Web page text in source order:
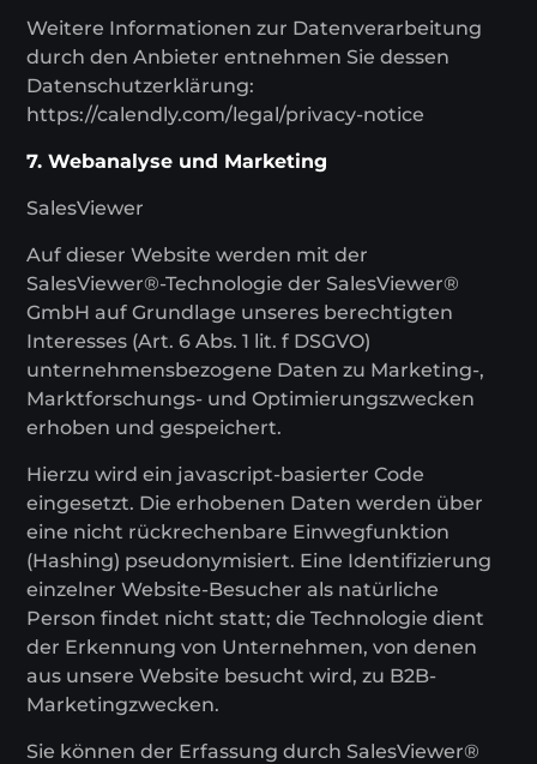
Weitere Informationen zur Datenverarbeitung
durch den Anbieter entnehmen Sie dessen
Datenschutzerklärung:
https://calendly.com/legal/privacy-notice
7. Webanalyse und Marketing
SalesViewer
Auf dieser Website werden mit der
SalesViewer®-Technologie der SalesViewer®
GmbH auf Grundlage unseres berechtigten
Interesses (Art. 6 Abs. 1 lit. f DSGVO)
unternehmensbezogene Daten zu Marketing-,
Marktforschungs- und Optimierungszwecken
erhoben und gespeichert.
Hierzu wird ein javascript-basierter Code
eingesetzt. Die erhobenen Daten werden über
eine nicht rückrechenbare Einwegfunktion
(Hashing) pseudonymisiert. Eine Identifizierung
einzelner Website-Besucher als natürliche
Person findet nicht statt; die Technologie dient
der Erkennung von Unternehmen, von denen
aus unsere Website besucht wird, zu B2B-
Marketingzwecken.
Sie können der Erfassung durch SalesViewer®